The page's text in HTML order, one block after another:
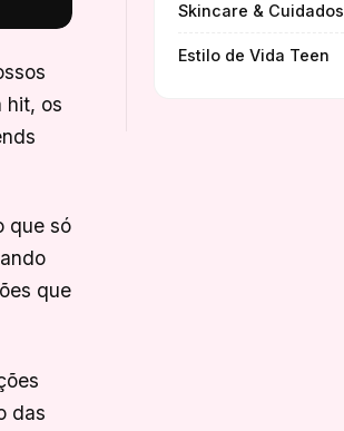
hit, os
que só
que
das
Skincare & Cuidados
Estilo de Vida Teen